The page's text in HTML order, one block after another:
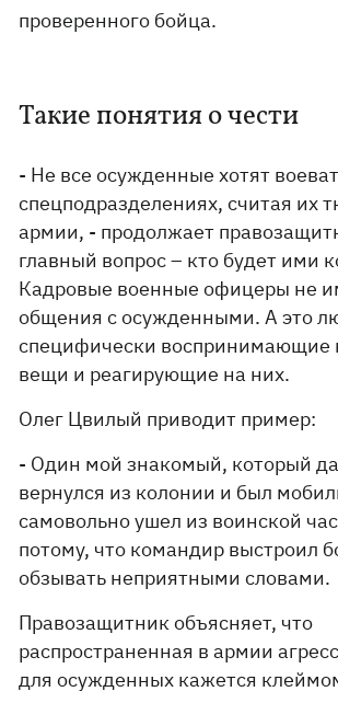
проверенного бойца.
Такие понятия о чести
- Не все осужденные хотят
спецподразделениях, считая их
армии, - продолжает
главный вопрос – кто будет ими
Кадровые военные офицеры не
общения с осужденными. А это
специфически воспринимающие
вещи и реагирующие на них.
Олег Цвилый приводит пример:
- Один мой знакомый, который
вернулся из колонии и был
самовольно ушел из воинской
потому, что командир выстроил
обзывать неприятными словами.
Правозащитник объясняет, что
распространенная в армии
для осужденных кажется